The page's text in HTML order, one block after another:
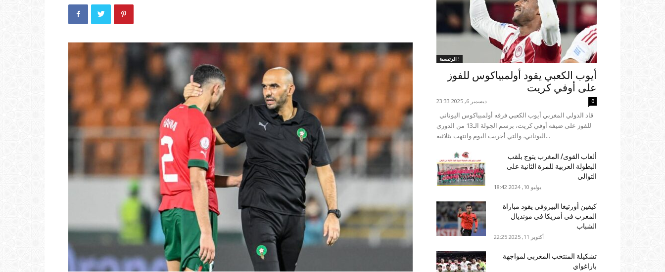
الرئيسية !
أيوب الكعبي يقود أولمبياكوس للفوز
على أوفي كريت
ديسمبر 6, 2025 23:33 0
للفوز على ضيفه أوفي كريت، برسم الجولة الـ13 من الدوري
اليوناني، والتي أجريت اليوم وانتهت بثلاثية...
ألعاب القوى/ المغرب يتوج بلقب
البطولة العربية للمرة الثانية على
التوالي
يوليو 10, 2024 18:42
كيفين أورتيغا البيروفي يقود مباراة
المغرب في أمريكا في مونديال
الشباب
أكتوبر 11, 2025 22:25
تشكيلة المنتخب المغربي لمواجهة
باراغواي